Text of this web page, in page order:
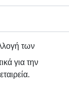
των
για την